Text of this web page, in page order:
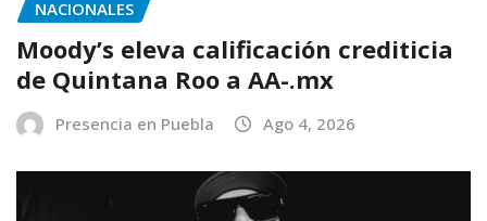
NACIONALES
Moody’s eleva calificación crediticia
de Quintana Roo a AA-.mx
Presencia en Puebla Ago 4, 2026